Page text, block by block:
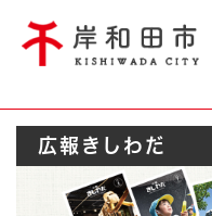
Foreign language
やさしい日本語
防災・緊急情報
ハザードマップ
広報きしわだ